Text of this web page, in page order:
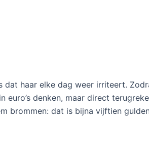
dat haar elke dag weer irriteert.
denken, maar direct
brommen: dat is bijna vijftien